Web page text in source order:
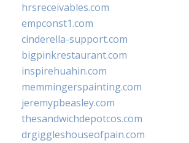
hrsreceivables.com
empconst1.com
cinderella-support.com
bigpinkrestaurant.com
inspirehuahin.com
memmingerspainting.com
jeremypbeasley.com
thesandwichdepotcos.com
drgiggleshouseofpain.com